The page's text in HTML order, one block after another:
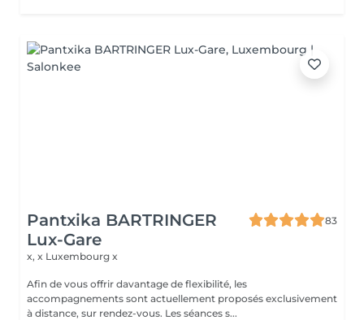
Pantxika BARTRINGER
Lux-Gare
83
x, x Luxembourg x
Afin de vous offrir davantage de flexibilité, les
accompagnements sont actuellement proposés exclusivement
à distance, sur rendez-vous. Les séances s...